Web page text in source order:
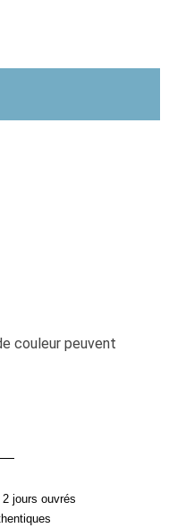
couleur peuvent
jours ouvrés